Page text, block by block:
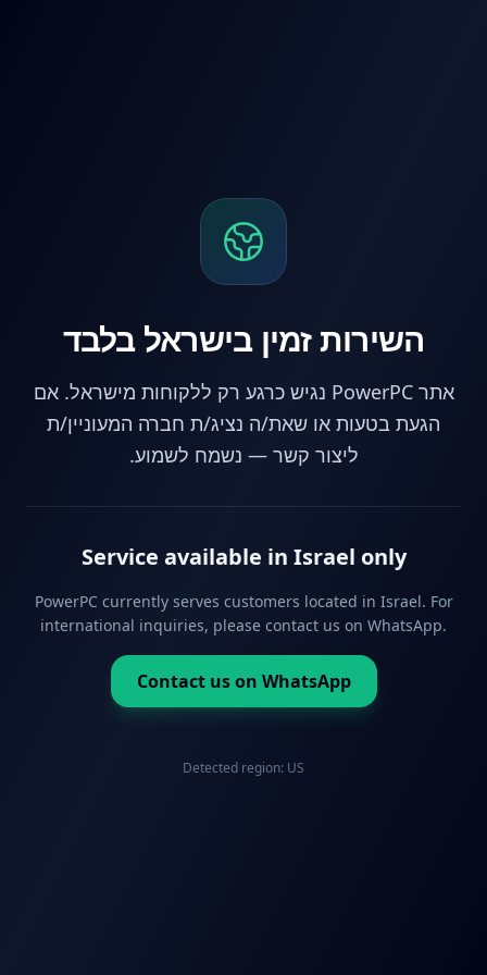
השירות זמין בישראל בלבד
אתר PowerPC נגיש כרגע רק ללקוחות מישראל. אם
הגעת בטעות או שאת/ה נציג/ת חברה המעוניין/ת
ליצור קשר — נשמח לשמוע.
Service available in Israel only
PowerPC currently serves customers located in Israel. For
international inquiries, please contact us on WhatsApp.
Contact us on WhatsApp
Detected region: US